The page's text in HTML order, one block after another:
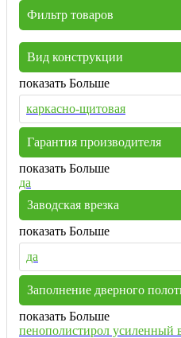
Фильтр товаров
Вид конструкции
показать Больше
каркасно-щитовая
Гарантия производителя
показать Больше
да
Заводская врезка
показать Больше
да
Заполнение дверного
показать Больше
пенополистирол усиленный